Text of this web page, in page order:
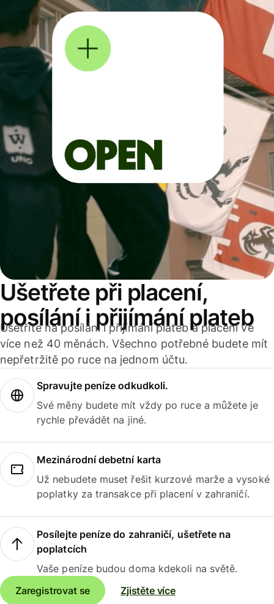
Ušetřete při placení,
posílání i přijímání plateb
Ušetříte na posílání i přijímání plateb a placení ve
více než 40 měnách. Všechno potřebné budete mít
nepřetržitě po ruce na jednom účtu.
Spravujte peníze odkudkoli.
Své měny budete mít vždy po ruce a můžete je
rychle převádět na jiné.
Mezinárodní debetní karta
Už nebudete muset řešit kurzové marže a vysoké
poplatky za transakce při placení v zahraničí.
Posílejte peníze do zahraničí, ušetřete na
poplatcích
Vaše peníze budou doma kdekoli na světě.
Zaregistrovat se
Zjistěte více